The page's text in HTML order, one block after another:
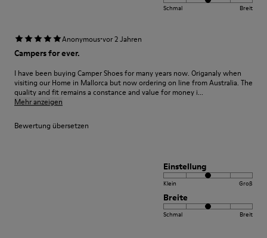
Schmal Breit
Anonymous·vor 2 Jahren
Campers for ever.
I have been buying Camper Shoes for many years now. Origanaly when
visiting our Home in Mallorca but now ordering on line from Australia. The
quality and fit remains a constance and value for money i...
Mehr anzeigen
Bewertung übersetzen
Einstellung
Klein Groß
Breite
Schmal Breit